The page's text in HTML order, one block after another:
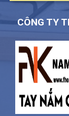
CÔNG TY